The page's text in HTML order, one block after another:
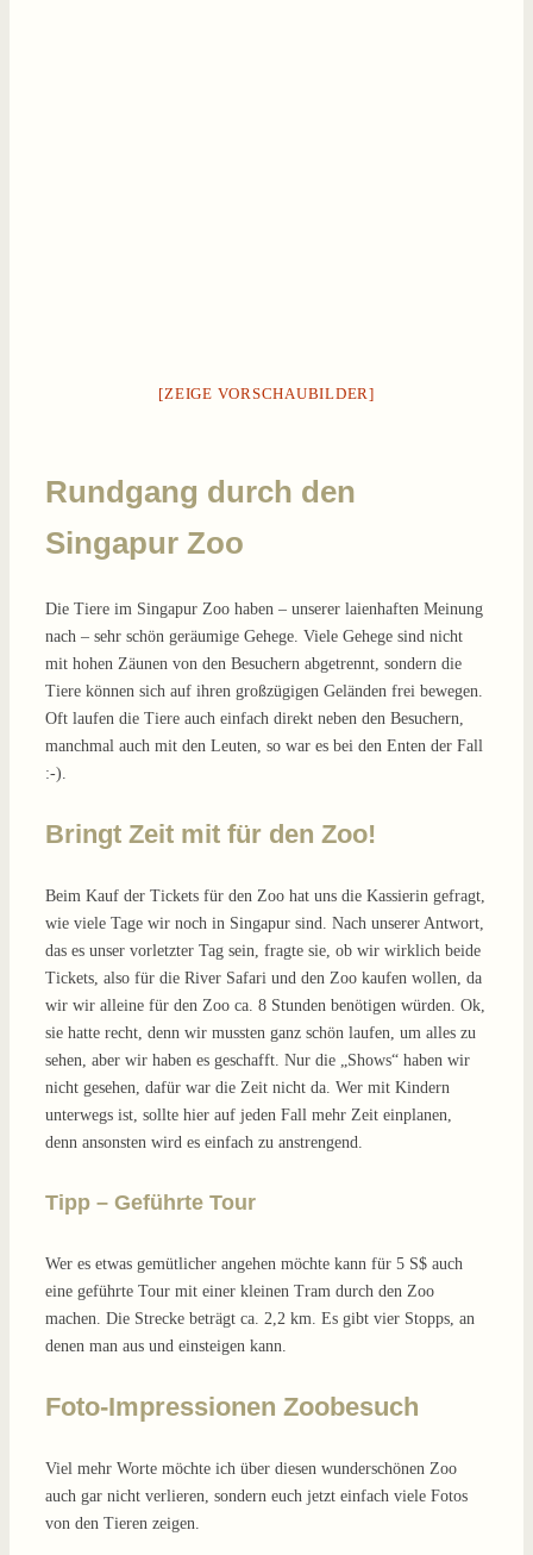
[ZEIGE VORSCHAUBILDER]
Rundgang durch den
Singapur Zoo
Die Tiere im Singapur Zoo haben – unserer laienhaften Meinung
nach – sehr schön geräumige Gehege. Viele Gehege sind nicht
mit hohen Zäunen von den Besuchern abgetrennt, sondern die
Tiere können sich auf ihren großzügigen Geländen frei bewegen.
Oft laufen die Tiere auch einfach direkt neben den Besuchern,
manchmal auch mit den Leuten, so war es bei den Enten der Fall
:-).
Bringt Zeit mit für den Zoo!
Beim Kauf der Tickets für den Zoo hat uns die Kassierin gefragt,
wie viele Tage wir noch in Singapur sind. Nach unserer Antwort,
das es unser vorletzter Tag sein, fragte sie, ob wir wirklich beide
Tickets, also für die River Safari und den Zoo kaufen wollen, da
wir wir alleine für den Zoo ca. 8 Stunden benötigen würden. Ok,
sie hatte recht, denn wir mussten ganz schön laufen, um alles zu
sehen, aber wir haben es geschafft. Nur die „Shows“ haben wir
nicht gesehen, dafür war die Zeit nicht da. Wer mit Kindern
unterwegs ist, sollte hier auf jeden Fall mehr Zeit einplanen,
denn ansonsten wird es einfach zu anstrengend.
Tipp – Geführte Tour
Wer es etwas gemütlicher angehen möchte kann für 5 S$ auch
eine geführte Tour mit einer kleinen Tram durch den Zoo
machen. Die Strecke beträgt ca. 2,2 km. Es gibt vier Stopps, an
denen man aus und einsteigen kann.
Foto-Impressionen Zoobesuch
Viel mehr Worte möchte ich über diesen wunderschönen Zoo
auch gar nicht verlieren, sondern euch jetzt einfach viele Fotos
von den Tieren zeigen.